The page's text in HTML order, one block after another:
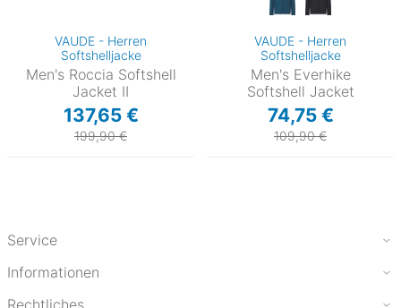
VAUDE - Herren
Softshelljacke
Men's Roccia Softshell
Jacket II
137,65 €
199,90 €
VAUDE - Herren
Softshelljacke
Men's Everhike
Softshell Jacket
74,75 €
109,90 €
Service
Informationen